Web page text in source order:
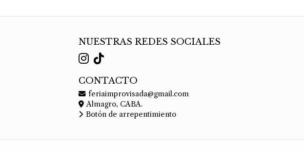
NUESTRAS REDES SOCIALES
CONTACTO
feriaimprovisada@gmail.com
Almagro, CABA.
Botón de arrepentimiento